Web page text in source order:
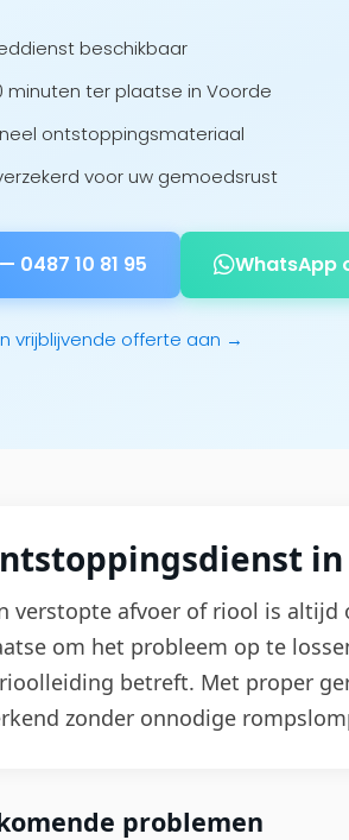
beschikbaar
minuten ter plaatse in Voorde
ontstoppingsmateriaal
voor uw gemoedsrust
0487 10 81 95 WhatsApp
vrijblijvende offerte aan →
in
verstopte afvoer of riool is
om het probleem op te
betreft. Met proper
zonder onnodige
problemen